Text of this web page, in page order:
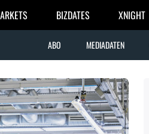
BIZDATES XNIGHT
ABO MEDIADATEN